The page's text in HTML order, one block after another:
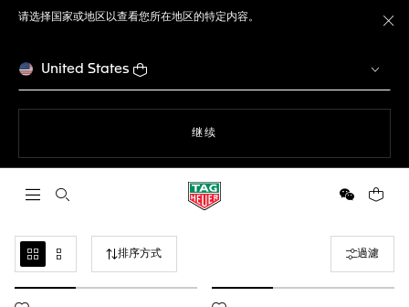
请选择国家或地区以查看您所在地区的特定内容。
United States
继续
打开搜索 微信 您的